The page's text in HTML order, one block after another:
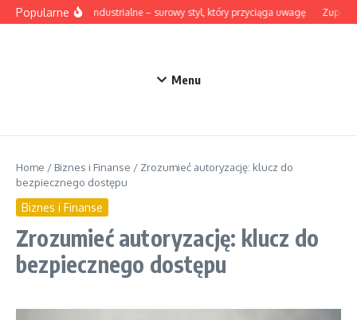
Przejdź do treści
PopularneLampy industrialne – surowy styl, który przyciąga uwagę Zupa z
Menu
Home / Biznes i Finanse / Zrozumieć autoryzację: klucz do
bezpiecznego dostępu
Biznes i Finanse
Zrozumieć autoryzację: klucz do
bezpiecznego dostępu